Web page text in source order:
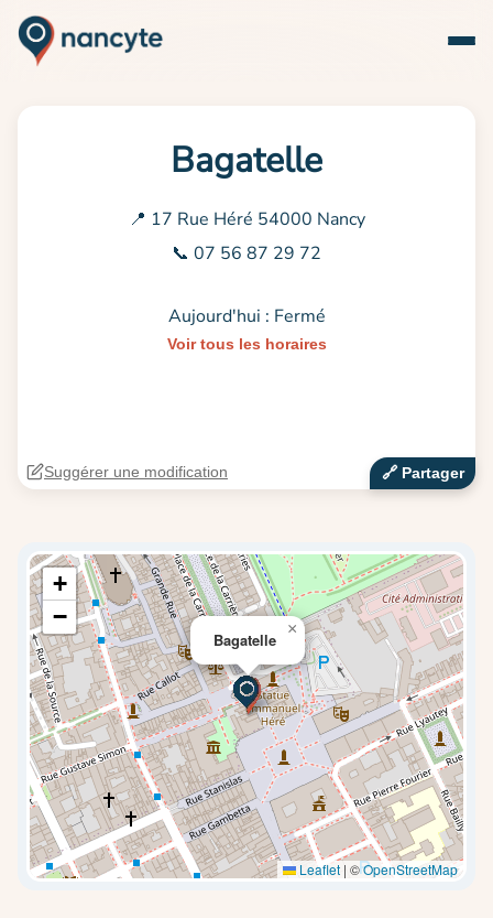
Bagatelle
📍 17 Rue Héré 54000 Nancy
📞 07 56 87 29 72
Aujourd'hui : Fermé
Voir tous les horaires
🔗‍️ Partager
Suggérer une modification
Bagatelle
×
+
−
Leaflet | ©OpenStreetMap